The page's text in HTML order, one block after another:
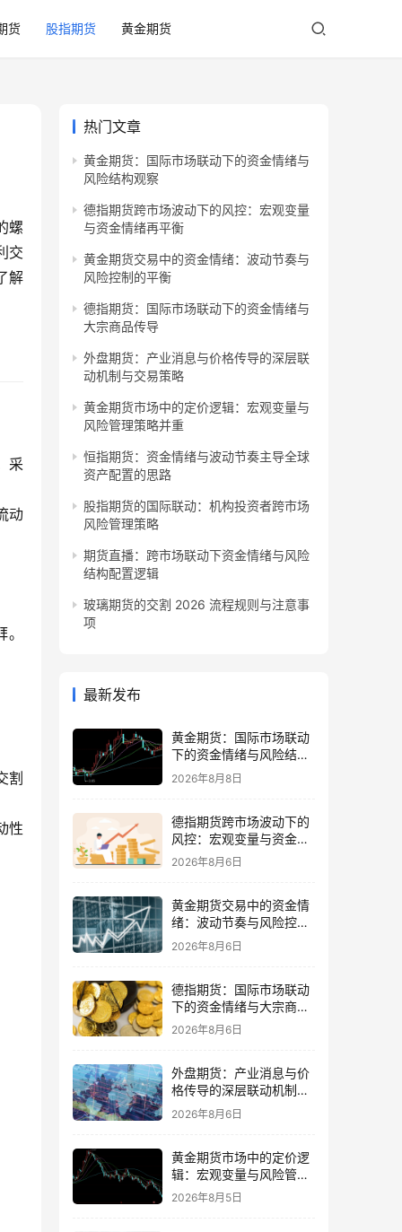
货 股指期货 黄金期货
螺
交
解
采
动
割
性
热门文章
黄金期货：国际市场联动下的资金情绪与
风险结构观察
德指期货跨市场波动下的风控：宏观变量
与资金情绪再平衡
黄金期货交易中的资金情绪：波动节奏与
风险控制的平衡
德指期货：国际市场联动下的资金情绪与
大宗商品传导
外盘期货：产业消息与价格传导的深层联
动机制与交易策略
黄金期货市场中的定价逻辑：宏观变量与
风险管理策略并重
恒指期货：资金情绪与波动节奏主导全球
资产配置的思路
股指期货的国际联动：机构投资者跨市场
风险管理策略
期货直播：跨市场联动下资金情绪与风险
结构配置逻辑
玻璃期货的交割 2026 流程规则与注意事
项
最新发布
黄金期货：国际市场联动
下的资金情绪与风险结构
观察
2026年8月8日
德指期货跨市场波动下的
风控：宏观变量与资金情
绪再平衡
2026年8月6日
黄金期货交易中的资金情
绪：波动节奏与风险控制
的平衡
2026年8月6日
德指期货：国际市场联动
下的资金情绪与大宗商品
传导
2026年8月6日
外盘期货：产业消息与价
格传导的深层联动机制与
交易策略
2026年8月6日
黄金期货市场中的定价逻
辑：宏观变量与风险管理
策略并重
2026年8月5日